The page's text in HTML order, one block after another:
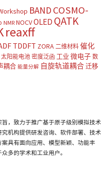
BAND COSMO-
NMR NOCVOLED QATK
reaxff
TDDFT ZORA 二维材料 催化
太阳能电池 密度泛函 工业 微电子 数
耦合 能量分解 自旋轨道耦合迁移
，致力于推广基于原子级别模拟技术
机构提供研发咨询、软件部署、技术
具有面向应用、模型新颖、功能丰
多的学术和工业用户。